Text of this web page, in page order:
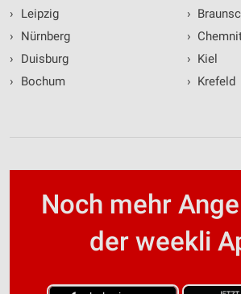
›
Leipzig
›
Nürnberg
›
Duisburg
›
Bochum
›
›
› Kiel
› Krefeld
Noch mehr
der weekli